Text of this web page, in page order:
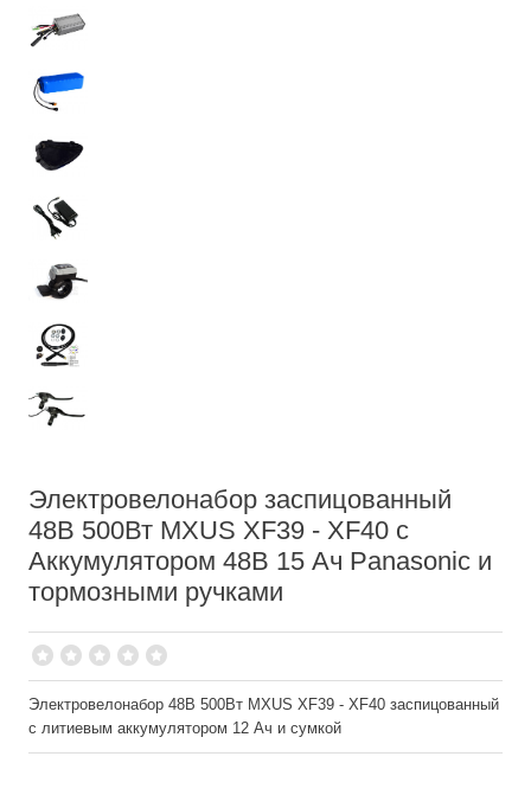
Электровелонабор заспицованный
48В 500Вт MXUS XF39 - XF40 с
Аккумулятором 48В 15 Ач Panasonic и
тормозными ручками
Электровелонабор 48В 500Вт MXUS XF39 - XF40 заспицованный
с литиевым аккумулятором 12 Ач и сумкой